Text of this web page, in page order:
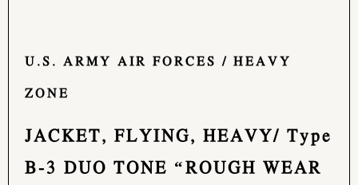
U.S. ARMY AIR FORCES / HEAVY
ZONE
JACKET, FLYING, HEAVY/ Type
B-3 DUO TONE “ROUGH WEAR